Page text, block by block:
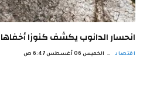
انحسار الدانوب يكشف كنوزا
اقتصاد الخميس 06 أغسطس 6:47 ص